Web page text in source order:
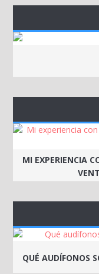
MI EXPERIENCIA
QUÉ AUDÍFONOS